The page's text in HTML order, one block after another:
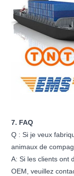
7. FAQ
Q : Si je veux
animaux de
A: Si les clients ont
OEM, veuillez